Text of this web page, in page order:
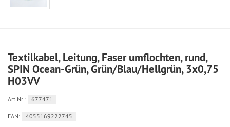
Textilkabel, Leitung, Faser umflochten, rund,
SPIN Ocean-Grün, Grün/Blau/Hellgrün, 3x0,75
H03VV
Art.Nr.: 677471
EAN: 4055169222745